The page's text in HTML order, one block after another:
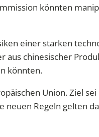
könnten
einer starken
aus chinesischer
könnten.
Union. Ziel
neuen Regeln gelten